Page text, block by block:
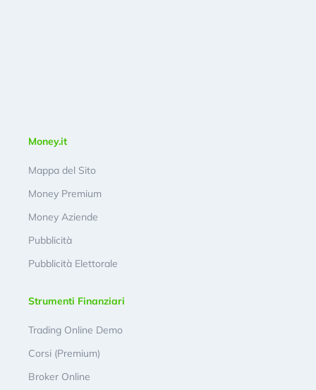
Money.it
Mappa del Sito
Money Premium
Money Aziende
Pubblicità
Pubblicità Elettorale
Strumenti Finanziari
Trading Online Demo
Corsi (Premium)
Broker Online